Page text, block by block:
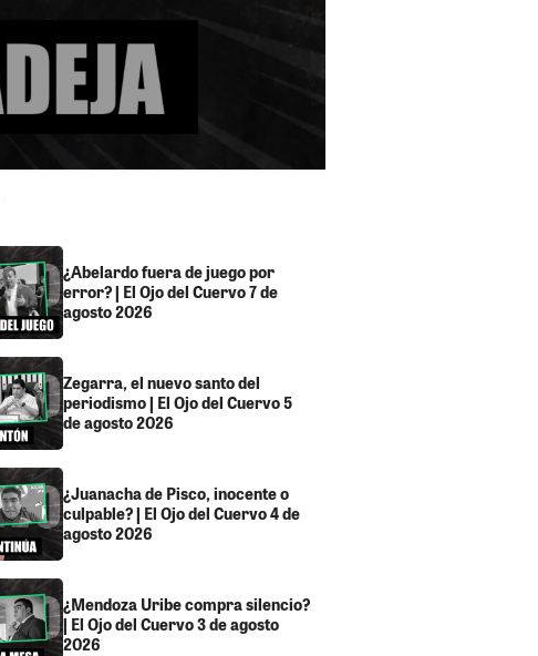
¿Abelardo fuera de juego por
error? | El Ojo del Cuervo 7 de
agosto 2026
Zegarra, el nuevo santo del
periodismo | El Ojo del Cuervo 5
de agosto 2026
¿Juanacha de Pisco, inocente o
culpable? | El Ojo del Cuervo 4 de
agosto 2026
¿Mendoza Uribe compra silencio?
| El Ojo del Cuervo 3 de agosto
2026